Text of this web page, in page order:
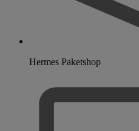
Hermes Paketshop